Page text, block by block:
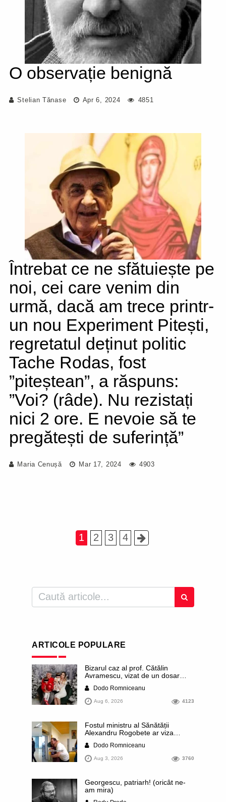
O observație benignă
Stelian Tănase Apr 6, 2024 4851
Întrebat ce ne sfătuiește pe
noi, cei care venim din
urmă, dacă am trece printr-
un nou Experiment Pitești,
regretatul deținut politic
Tache Rodas, fost
”piteștean”, a răspuns:
”Voi? (râde). Nu rezistați
nici 2 ore. E nevoie să te
pregătești de suferință”
Maria Cenușă Mar 17, 2024 4903
1 2 3 4
ARTICOLE POPULARE
Bizarul caz al prof. Cătălin
Avramescu, vizat de un dosar
infantilă”. Miroase a execuție
stalinistă. Cea mai imundă parte a
presei publică inclusiv documente
dezvăluite date ultra-personale
ale profesorului, inclusiv
diagnostice și tratamente
Dodo Romniceanu
Aug 6, 2026 4123
Fostul ministru al Sănătății
Alexandru Rogobete ar viza
al orașului Timișoara. Pesedistul
publică imagini demne de Coreea
de Nord cu femei din Timișoara
Dodo Romniceanu
Aug 3, 2026 3760
Georgescu, patriarh! (oricât ne-
am mira)